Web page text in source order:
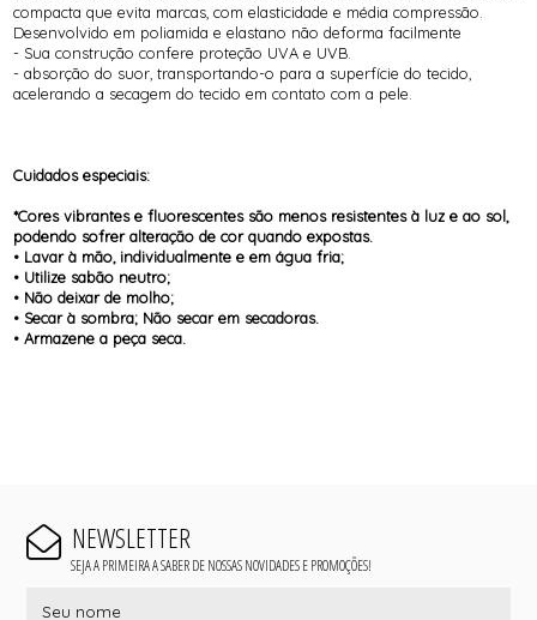
compacta que evita marcas, com elasticidade e média compressão.
Desenvolvido em poliamida e elastano não deforma facilmente
- Sua construção confere proteção UVA e UVB.
- absorção do suor, transportando-o para a superfície do tecido,
acelerando a secagem do tecido em contato com a pele.
Cuidados especiais:
*Cores vibrantes e fluorescentes são menos resistentes à luz e ao sol,
podendo sofrer alteração de cor quando expostas.
• Lavar à mão, individualmente e em água fria;
• Utilize sabão neutro;
• Não deixar de molho;
• Secar à sombra; Não secar em secadoras.
• Armazene a peça seca.
NEWSLETTER
SEJA A PRIMEIRA A SABER DE NOSSAS NOVIDADES E PROMOÇÕES!